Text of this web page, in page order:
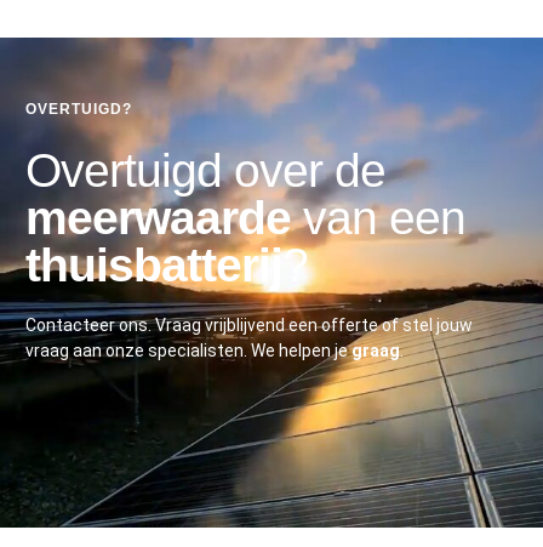
OVERTUIGD?
Overtuigd over de
meerwaardevan een
thuisbatterij?
Contacteer ons. Vraag vrijblijvend een offerte of stel jouw
vraag aan onze specialisten. We helpen jegraag.